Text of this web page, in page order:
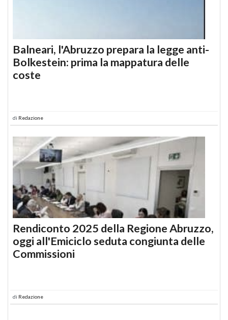
Balneari, l'Abruzzo prepara la legge anti-
Bolkestein: prima la mappatura delle
coste
di Redazione
Rendiconto 2025 della Regione Abruzzo,
oggi all'Emiciclo seduta congiunta delle
Commissioni
di Redazione